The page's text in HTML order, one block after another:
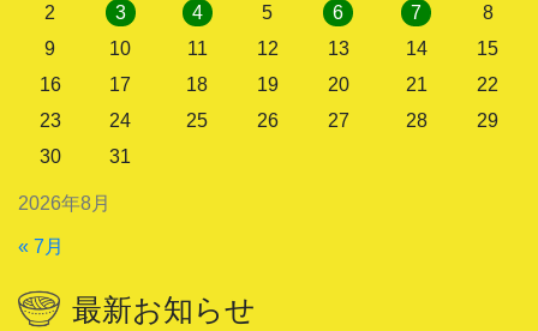
2026年8月
2
3 4 5 6 7
8
9
10 11 12 13 14
15
16
17 18 19 20 21
22
23
24 25 26 27 28
29
30
31
« 7月
最新お知らせ